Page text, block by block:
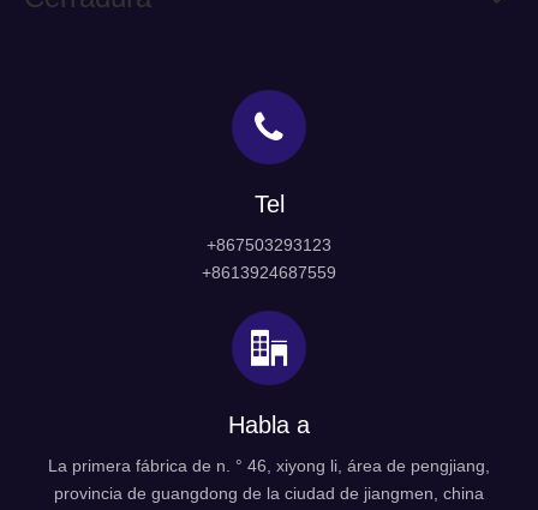
Tel
+867503293123
+8613924687559
Habla a
La primera fábrica de n. ° 46, xiyong li, área de pengjiang,
provincia de guangdong de la ciudad de jiangmen, china